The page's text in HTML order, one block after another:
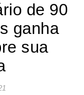
de 90
ganha
sua